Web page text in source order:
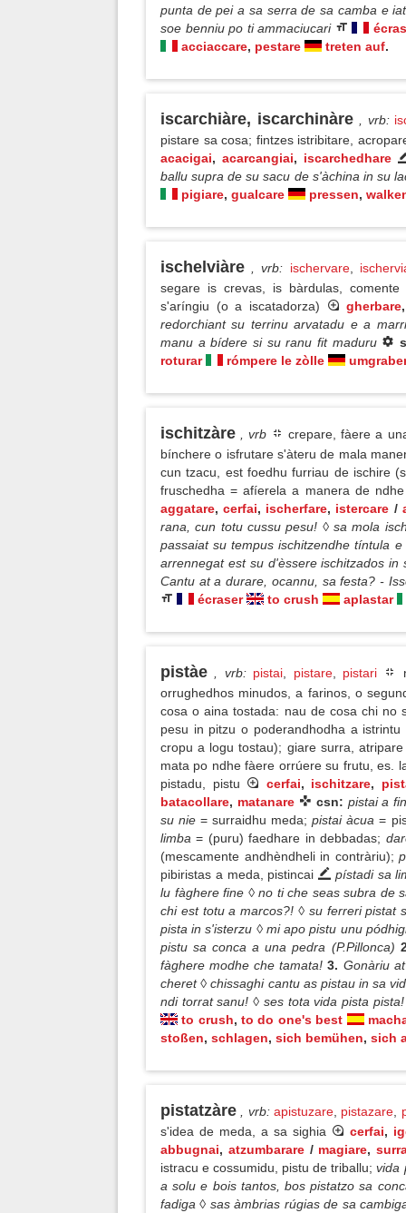
punta de pei a sa serra de sa camba e
soe benniu po ti ammaciucari
acciaccare, pestare treten auf.
iscarchiàre, iscarchinàre , vrb:
pistare sa cosa; fintzes istribitare,
acacigai,acarcangiai, iscarchedhare
ballu supra de su sacu de s'àchina in su
pigiare, gualcare pressen,
ischelviàre , vrb: ischervare,
segare is crevas, is bàrdulas,
s'aríngiu (o a iscatadorza)
gherbare
redorchiant su terrinu arvatadu e a
manu a bídere si su ranu fit maduru
roturar
rómpere le zòlle
ischitzàre , vrb
crepare, fàere a
bínchere o isfrutare s'àteru de mala
cun tzacu, est foedhu furriau de ischire
fruschedha = afíerela a manera de
aggatare,cerfai, ischerfare, istercare /
rana, cun totu cussu pesu! ◊ sa mola
passaiat su tempus ischitzendhe tíntula
arrennegat est su d'èssere ischitzados
Cantu at a durare, ocannu, sa festa? -
écraser
to crush aplastar
pistàe , vrb: pistai pistare, pistari
orrughedhos minudos, a farinos, o
cosa o aina tostada: nau de cosa chi no
pesu in pitzu o poderandhodha a
cropu a logu tostau); giare surra,
mata po ndhe fàere orrúere su frutu, es.
pistadu, pistu
cerfai, ischitzare,
batacollare, matanare csn: pistai a
su nie= surraidhu meda; pistai àcua=
limba= (puru) faedhare in debbadas;
(mescamente andhèndheli in contràriu);
pibiristas a meda, pistincai
pístadi sa
lu fàghere fine ◊ no ti che seas subra de
chi est totu a marcos?! ◊ su ferreri pistat
pista in s'isterzu ◊ mi apo pistu unu
pistu sa conca a una pedra (P.Pillonca)
fàghere modhe che tamata! 3. Gonàriu
cheret ◊ chissaghi cantu as pistau in sa
ndi torrat sanu! ◊ ses tota vida pista pista!
to crush, to do one's best
stoßen, schlagen, sich bemühen, sich
pistatzàre , vrb: apistuzare pistazare
s'idea de meda, a sa sighia
cerfai,
abbugnai, atzumbarare / magiare,
istracu e cossumidu, pistu de triballu; vida
a solu e bois tantos, bos pistatzo sa
fadiga ◊ sas àmbrias rúgias de sa